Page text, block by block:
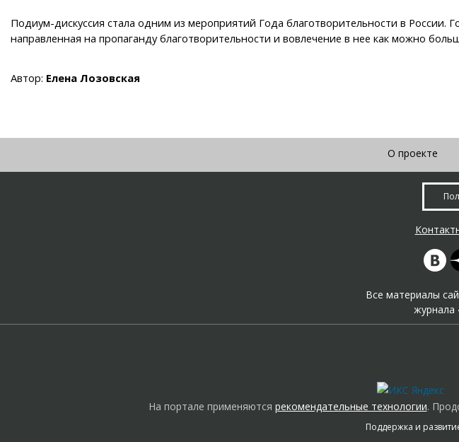
Подиум-дискуссия стала одним из мероприятий Года благотворительности в
направленная на пропаганду благотворительности и вовлечение в нее как можно
Автор: Елена Лозовская
О проекте
Все материалы
журнала
На портале применяются рекомендательные технологии.
Поддержка и